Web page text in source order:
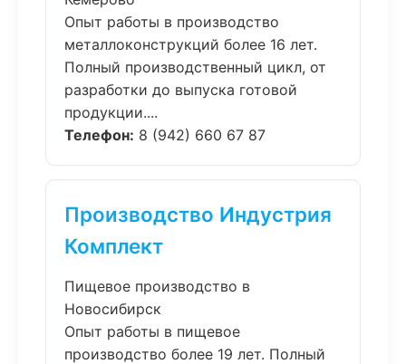
Опыт работы в производство
металлоконструкций более 16 лет.
Полный производственный цикл, от
разработки до выпуска готовой
продукции....
Телефон: 8 (942) 660 67 87
Производство Индустрия
Комплект
Пищевое производство в
Новосибирск
Опыт работы в пищевое
производство более 19 лет. Полный